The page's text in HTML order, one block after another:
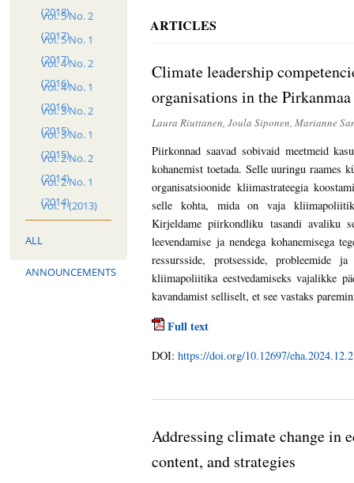
(2018)
Vol. 5 No. 2
(2017)
Vol. 5 No. 1
(2017)
Vol. 4 No. 2
(2016)
Vol. 4 No. 1
(2016)
Vol. 3 No. 2
(2015)
Vol. 3 No. 1
(2015)
Vol. 2 No. 2
(2014)
Vol. 2 No. 1
(2014)
Vol. 1 (2013)
ALL
ANNOUNCEMENTS
ARTICLES
Climate leadership
organisations in the
Laura Riuttanen, Joula Siponen, Marianne
Piirkonnad saavad sobivaid meetmeid
kohanemist toetada. Selle uuringu raames
organisatsioonide kliimastrateegia
selle kohta, mida on vaja
Kirjeldame piirkondliku tasandi avaliku
leevendamise ja nendega kohanemisega
ressursside, protsesside, probleemide
kliimapoliitika eestvedamiseks vajalikke
kavandamist selliselt, et see vastaks
Full text
DOI:https://doi.org/10.12697/
Addressing climate change in
content, and strategies